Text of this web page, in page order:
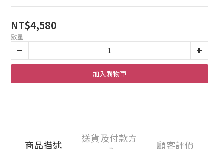
NT$4,580
數量
加入購物車
商品描述
送貨及付款方
顧客評價